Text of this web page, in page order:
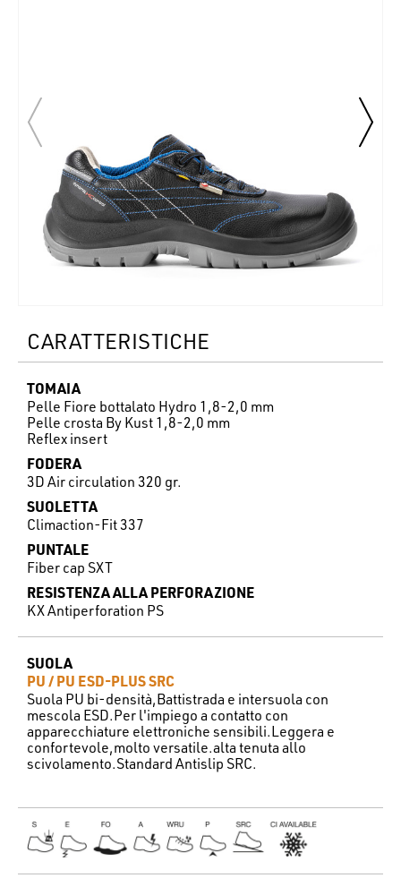
CARATTERISTICHE
TOMAIA
Pelle Fiore bottalato Hydro 1,8-2,0 mm
Pelle crosta By Kust 1,8-2,0 mm
Reflex insert
FODERA
3D Air circulation 320 gr.
SUOLETTA
Climaction-Fit 337
PUNTALE
Fiber cap SXT
RESISTENZA ALLA PERFORAZIONE
KX Antiperforation PS
SUOLA
PU / PU ESD-PLUS SRC
Suola PU bi-densità,Battistrada e intersuola con
mescola ESD.Per l'impiego a contatto con
apparecchiature elettroniche sensibili.Leggera e
confortevole,molto versatile.alta tenuta allo
scivolamento.Standard Antislip SRC.